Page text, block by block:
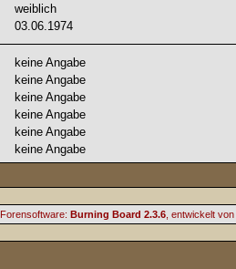
weiblich
03.06.1974
keine Angabe
keine Angabe
keine Angabe
keine Angabe
keine Angabe
keine Angabe
Forensoftware: Burning Board 2.3.6, entwickelt von